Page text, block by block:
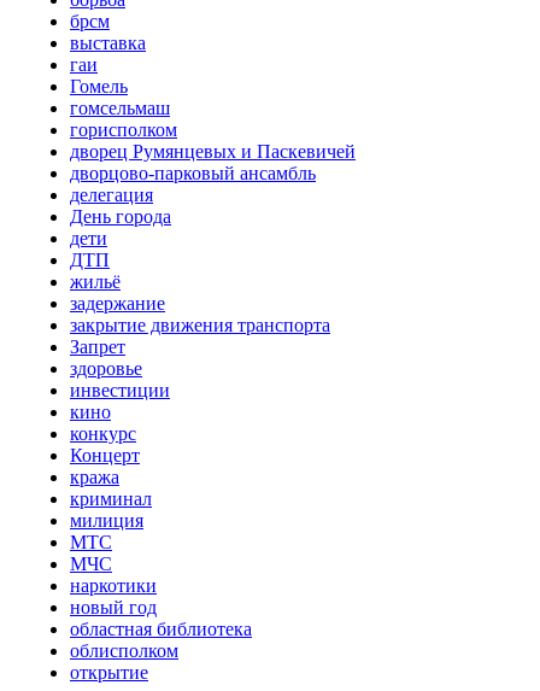
брсм
выставка
гаи
Гомель
гомсельмаш
горисполком
дворец Румянцевых и Паскевичей
дворцово-парковый ансамбль
делегация
День города
дети
ДТП
жильё
задержание
закрытие движения транспорта
Запрет
здоровье
инвестиции
кино
конкурс
Концерт
кража
криминал
милиция
МТС
МЧС
наркотики
новый год
областная библиотека
облисполком
открытие